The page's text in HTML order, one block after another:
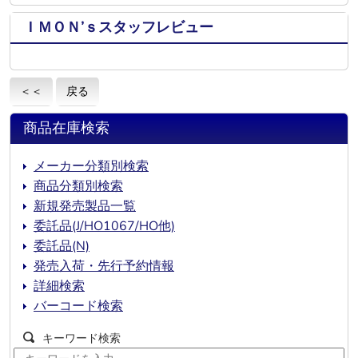
ＩＭＯＮ’ｓスタッフレビュー
＜＜ 戻る
商品在庫検索
メーカー分類別検索
商品分類別検索
新規発売製品一覧
委託品(J/HO1067/HO他)
委託品(N)
発売入荷・先行予約情報
詳細検索
バーコード検索
キーワード検索